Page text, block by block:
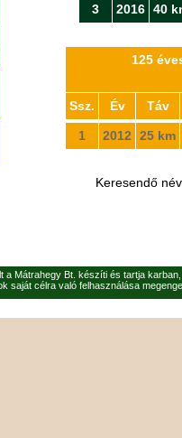
3
2016 40
125
Ssz. Év Táv
1 2012 25 km
Keresendő
a Mátrahegy Bt. készíti és tartja
saját célra való felhasználása